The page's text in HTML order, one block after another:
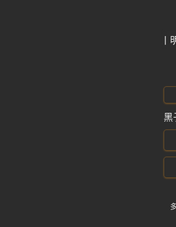
黑